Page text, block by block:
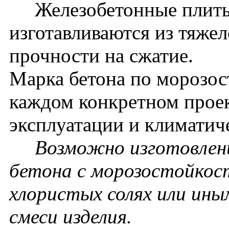
Железобетонные
изготавливаются из
прочности на сжатие.
Марка бетона по
каждом конкретном
эксплуатации и
Возможно
бетона с
хлористых солях или
смеси изделия.